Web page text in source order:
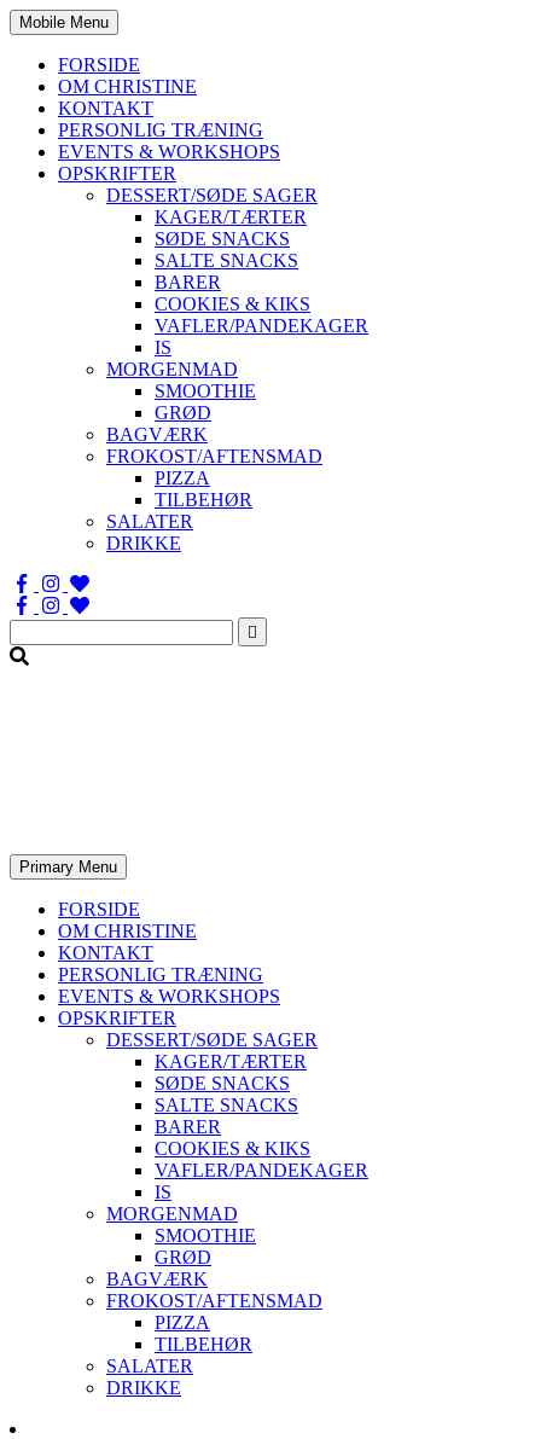
Mobile Menu
FORSIDE
OM CHRISTINE
KONTAKT
PERSONLIG TRÆNING
EVENTS & WORKSHOPS
OPSKRIFTER
DESSERT/SØDE SAGER
KAGER/TÆRTER
SØDE SNACKS
SALTE SNACKS
BARER
COOKIES & KIKS
VAFLER/PANDEKAGER
IS
MORGENMAD
SMOOTHIE
GRØD
BAGVÆRK
FROKOST/AFTENSMAD
PIZZA
TILBEHØR
SALATER
DRIKKE
Søg
efter:
Primary Menu
FORSIDE
OM CHRISTINE
KONTAKT
PERSONLIG TRÆNING
EVENTS & WORKSHOPS
OPSKRIFTER
DESSERT/SØDE SAGER
KAGER/TÆRTER
SØDE SNACKS
SALTE SNACKS
BARER
COOKIES & KIKS
VAFLER/PANDEKAGER
IS
MORGENMAD
SMOOTHIE
GRØD
BAGVÆRK
FROKOST/AFTENSMAD
PIZZA
TILBEHØR
SALATER
DRIKKE
Skip